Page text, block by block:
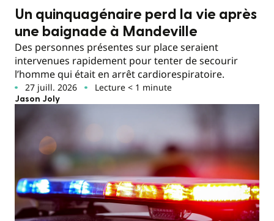
Un quinquagénaire perd la vie après
une baignade à Mandeville
Des personnes présentes sur place seraient
intervenues rapidement pour tenter de secourir
l’homme qui était en arrêt cardiorespiratoire.
27 juill. 2026 Lecture < 1 minute
Jason Joly